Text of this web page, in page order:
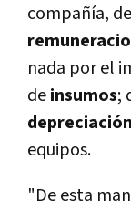
compañí­a,
nada por el
deinsumos;
equipos.
"De esta